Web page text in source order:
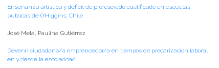
Enseñanza artística y déficit de profesorado cualificado en escuelas
públicas de O’Higgins, Chile
José Mela, Paulina Gutiérrez
Devenir ciudadano/a emprendedor/a en tiempos de precarización laboral
en y desde la escolaridad